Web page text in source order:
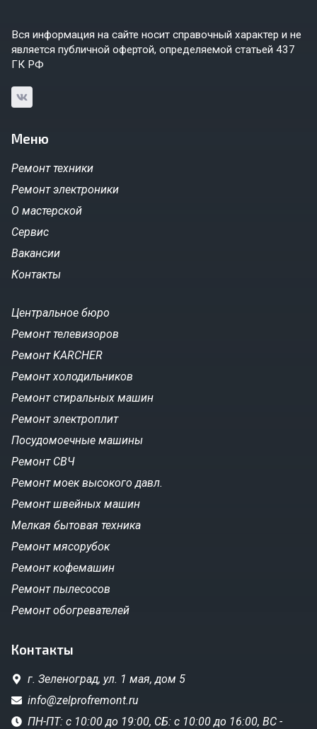
Вся информация на сайте носит справочный характер и не
является публичной офертой, определяемой статьей 437
ГК РФ
Меню
Ремонт техники
Ремонт электроники
О мастерской
Сервис
Вакансии
Контакты
Центральное бюро
Ремонт телевизоров
Ремонт KARCHER
Ремонт холодильников
Ремонт стиральных машин
Ремонт электроплит
Посудомоечные машины
Ремонт СВЧ
Ремонт моек высокого давл.
Ремонт швейных машин
Мелкая бытовая техника
Ремонт мясорубок
Ремонт кофемашин
Ремонт пылесосов
Ремонт обогревателей
Контакты
г. Зеленоград, ул. 1 мая, дом 5
info@zelprofremont.ru
ПН-ПТ: с 10:00 до 19:00, СБ: с 10:00 до 16:00, ВС -